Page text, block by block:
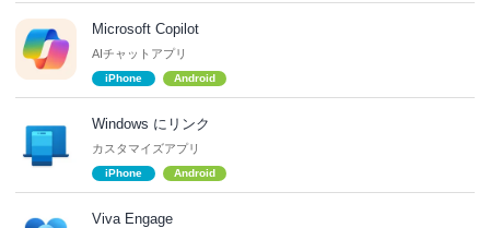
Microsoft Copilot
AIチャットアプリ
iPhone Android
Windows にリンク
カスタマイズアプリ
iPhone Android
Viva Engage